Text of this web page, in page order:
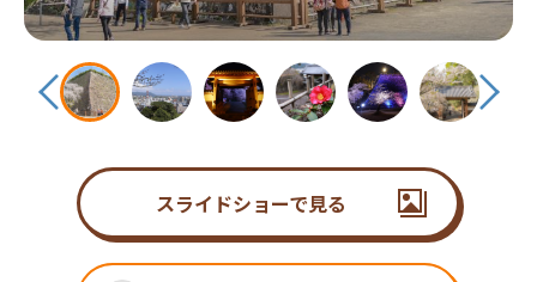
スライドショーで見る